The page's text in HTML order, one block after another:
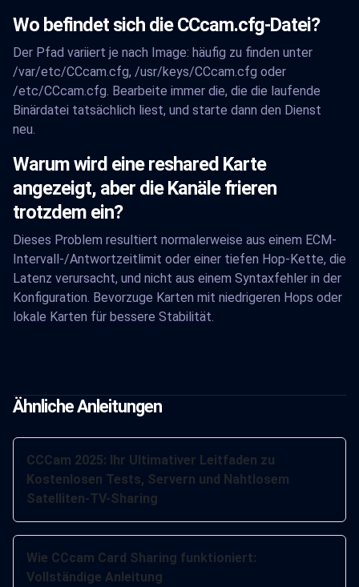
Wo befindet sich die CCcam.cfg-Datei?
Der Pfad variiert je nach Image: häufig zu finden unter
/var/etc/CCcam.cfg, /usr/keys/CCcam.cfg oder
/etc/CCcam.cfg. Bearbeite immer die, die die laufende
Binärdatei tatsächlich liest, und starte dann den Dienst
neu.
Warum wird eine reshared Karte
angezeigt, aber die Kanäle frieren
trotzdem ein?
Dieses Problem resultiert normalerweise aus einem ECM-
Intervall-/Antwortzeitlimit oder einer tiefen Hop-Kette, die
Latenz verursacht, und nicht aus einem Syntaxfehler in der
Konfiguration. Bevorzuge Karten mit niedrigeren Hops oder
lokale Karten für bessere Stabilität.
Ähnliche Anleitungen
CCCam 2025: Ihr Ultimativer Leitfaden zu
Kostenlosen Tests, Servern und Nahtlosem
Satelliten-TV-Sharing
Wie CCcam Card Sharing funktioniert:
Vollständige Anleitung